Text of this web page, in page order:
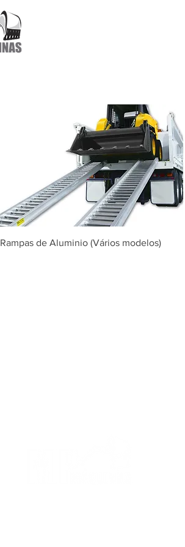
Visualização rápida
Rampas de Aluminio (Vários modelos)